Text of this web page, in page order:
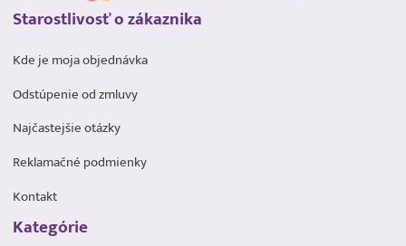
Starostlivosť o zákaznika
Kde je moja objednávka
Odstúpenie od zmluvy
Najčastejšie otázky
Reklamačné podmienky
Kontakt
Kategórie